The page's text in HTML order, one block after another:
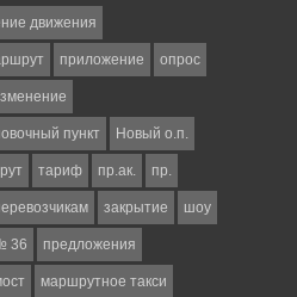
движения
приложение опрос
пункт Новый о.п.
тариф пр.ак. пр.
закрытие шоу
36 предложения
маршрутное такси